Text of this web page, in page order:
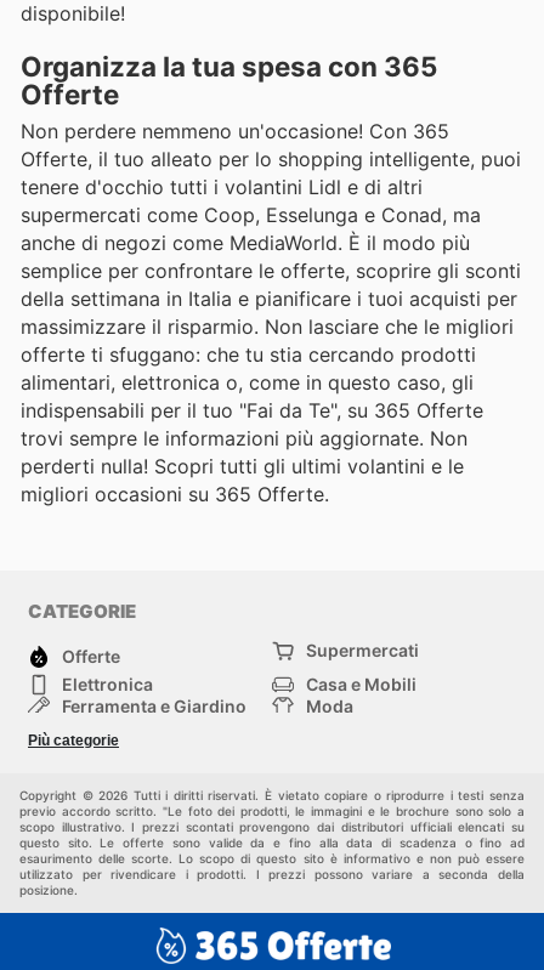
disponibile!
Organizza la tua spesa con 365
Offerte
Non perdere nemmeno un'occasione! Con 365
Offerte, il tuo alleato per lo shopping intelligente, puoi
tenere d'occhio tutti i volantini Lidl e di altri
supermercati come Coop, Esselunga e Conad, ma
anche di negozi come MediaWorld. È il modo più
semplice per confrontare le offerte, scoprire gli sconti
della settimana in Italia e pianificare i tuoi acquisti per
massimizzare il risparmio. Non lasciare che le migliori
offerte ti sfuggano: che tu stia cercando prodotti
alimentari, elettronica o, come in questo caso, gli
indispensabili per il tuo "Fai da Te", su 365 Offerte
trovi sempre le informazioni più aggiornate. Non
perderti nulla! Scopri tutti gli ultimi volantini e le
migliori occasioni su 365 Offerte.
CATEGORIE
Offerte
Supermercati
Elettronica
Casa e Mobili
Ferramenta e Giardino
Moda
Bambini e Neonati
Più categorie
Copyright © 2026 Tutti i diritti riservati. È vietato copiare o riprodurre i testi senza
previo accordo scritto. "Le foto dei prodotti, le immagini e le brochure sono solo a
scopo illustrativo. I prezzi scontati provengono dai distributori ufficiali elencati su
questo sito. Le offerte sono valide da e fino alla data di scadenza o fino ad
esaurimento delle scorte. Lo scopo di questo sito è informativo e non può essere
utilizzato per rivendicare i prodotti. I prezzi possono variare a seconda della
posizione.